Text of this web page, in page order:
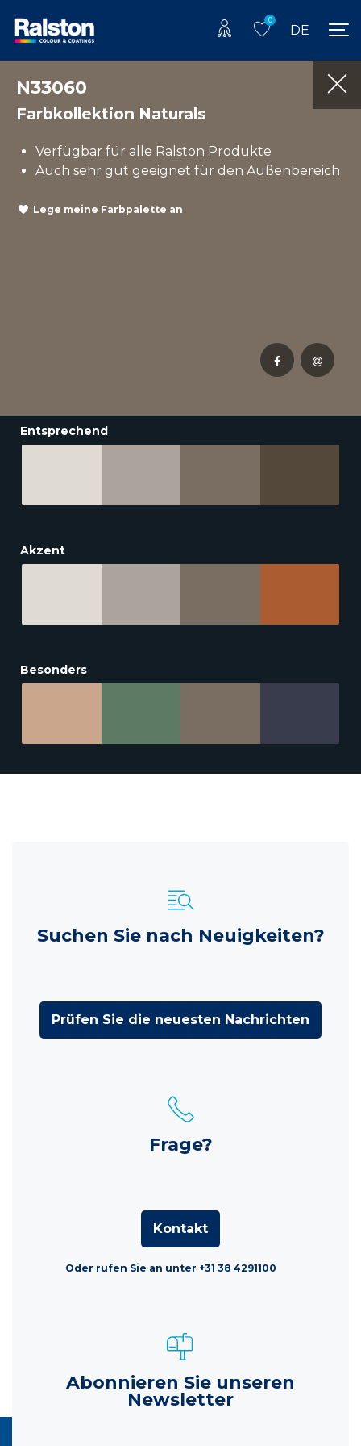
0
DE
N33060
Farbkollektion Naturals
Verfügbar für alle Ralston Produkte
Auch sehr gut geeignet für den Außenbereich
Lege meine Farbpalette an
Entsprechend
Akzent
Besonders
Suchen Sie nach Neuigkeiten?
Prüfen Sie die neuesten Nachrichten
Frage?
Kontakt
Oder rufen Sie an unter +31 38 4291100
Abonnieren Sie unseren
Newsletter